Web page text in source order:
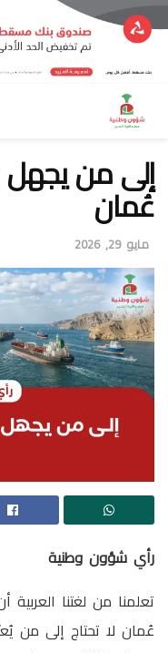
إلى من
عُمان
مايو 29, 2026
رأي شؤون وطنية
تعلمنا من لغتنا
عُمان لا تحتاج إلى من